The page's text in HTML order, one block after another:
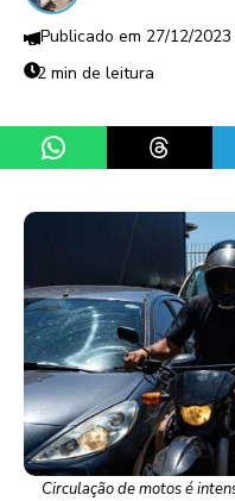
27/12/2023
2 min de leitura
Share on WhatsApp
Share
Circulação de motos é